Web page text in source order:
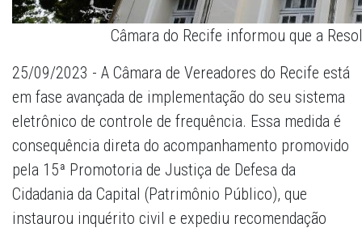
Câmara do Recife informou que a
25/09/2023 - A Câmara de Vereadores do Recife está
em fase avançada de implementação do seu sistema
eletrônico de controle de frequência. Essa medida é
consequência direta do acompanhamento promovido
pela 15ª Promotoria de Justiça de Defesa da
Cidadania da Capital (Patrimônio Público), que
instaurou inquérito civil e expediu recomendação